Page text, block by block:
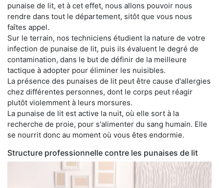
punaise de lit, et à cet effet, nous allons pouvoir nous
rendre dans tout le département, sitôt que vous nous
faîtes appel.
Sur le terrain, nos techniciens étudient la nature de votre
infection de punaise de lit, puis ils évaluent le degré de
contamination, dans le but de définir de la meilleure
tactique à adopter pour éliminer les nuisibles.
La présence des punaises de lit peut être cause d'allergies
chez différentes personnes, dont le corps peut réagir
plutôt violemment à leurs morsures.
La punaise de lit est active la nuit, où elle sort à la
recherche de proie, pour s'alimenter du sang humain. Elle
se nourrit donc au moment où vous êtes endormie.
Structure professionnelle contre les punaises de lit